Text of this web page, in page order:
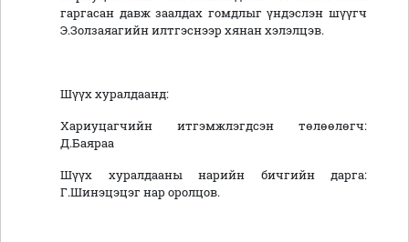
гаргасан давж заалдах гомдлыг үндэслэн шүүгч
Э.Золзаяагийн илтгэснээр хянан хэлэлцэв.
Шүүх хуралдаанд:
Хариуцагчийн итгэмжлэгдсэн төлөөлөгч:
Д.Баяраа
Шүүх хуралдааны нарийн бичгийн дарга:
Г.Шинэцэцэг нар оролцов.